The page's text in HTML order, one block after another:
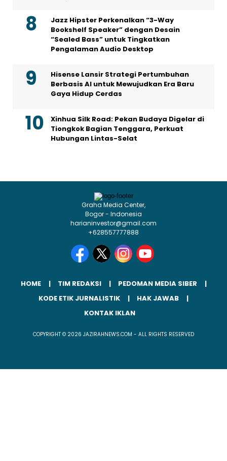
Jazz Hipster Perkenalkan “3-Way
Bookshelf Speaker” dengan Desain
“Sealed Bass” untuk Tingkatkan
Pengalaman Audio Desktop
Hisense Lansir Strategi Pertumbuhan
Berbasis AI untuk Mewujudkan Era Baru
Gaya Hidup Cerdas
Xinhua Silk Road: Pekan Budaya Digelar di
Tiongkok Bagian Tenggara, Perkuat
Hubungan Lintas-Selat
Graha Media Center,
Bogor - Indonesia
harianinvestor@gmail.com
+628557777888
HOME TIM REDAKSI
PEDOMAN MEDIA SIBER
KODE ETIK JURNALISTIK
HAK JAWAB
KONTAK IKLAN
COPYRIGHT © 2026 JAZIRAHNEWS.COM - ALL RIGHTS RESERVED